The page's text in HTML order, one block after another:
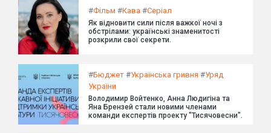
#Фільм #Кава #Серіал
Як відновити сили після важкої ночі з
обстрілами: українські знаменитості
розкрили свої секрети.
#Бюджет #Українська гривня #Уряд
України
Володимир Войтенко, Анна Людигіна та
Яна Брензей стали новими членами
команди експертів проекту "Тисячовесни".